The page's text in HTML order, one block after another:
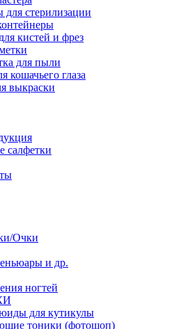
для стерилизации
кистей и фрез
для пыли
кошачьего глаза
выкраски
салфетки
Очки
и др.
ногтей
для кутикулы
тоники (фотошоп)